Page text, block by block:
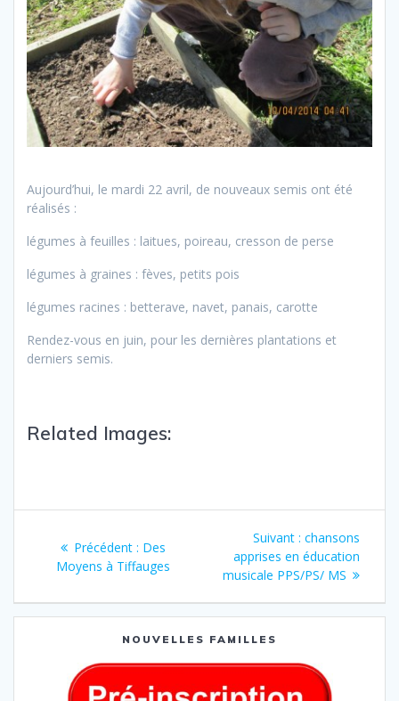
Aujourd’hui, le mardi 22 avril, de nouveaux semis ont été
réalisés :
légumes à feuilles : laitues, poireau, cresson de perse
légumes à graines : fèves, petits pois
légumes racines : betterave, navet, panais, carotte
Rendez-vous en juin, pour les dernières plantations et
derniers semis.
Related Images:
Précédent : Des
Moyens à Tiffauges
Suivant : chansons
apprises en éducation
musicale PPS/PS/ MS
NOUVELLES FAMILLES